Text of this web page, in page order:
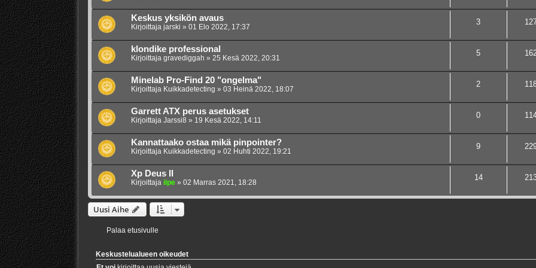
Keskus yksikön avaus
Kirjoittaja jarski » 01 Elo 2022, 17:37
3
klondike professional
Kirjoittaja gravediggah » 25 Kesä 2022, 20:31
5
Minelab Pro-Find 20 "ongelma"
Kirjoittaja Kuikkadetecting » 03 Heinä 2022, 18:07
2
Garrett ATX perus asetukset
Kirjoittaja Jarssi8 » 19 Kesä 2022, 14:11
0
Kannattaako ostaa mikä pinpointer?
Kirjoittaja Kuikkadetecting » 02 Huhti 2022, 19:21
9
Xp Deus II
Kirjoittaja iipe» 02 Marras 2021, 18:28
14
Uusi Aihe
Palaa etusivulle
Keskustelualueen oikeudet